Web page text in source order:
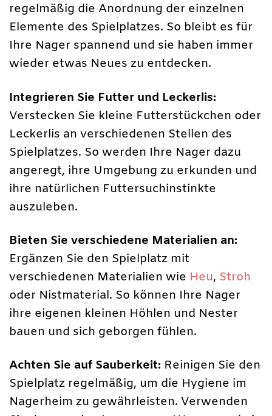
regelmäßig die Anordnung der einzelnen
Elemente des Spielplatzes. So bleibt es für
Ihre Nager spannend und sie haben immer
wieder etwas Neues zu entdecken.
Integrieren Sie Futter und Leckerlis:
Verstecken Sie kleine Futterstückchen oder
Leckerlis an verschiedenen Stellen des
Spielplatzes. So werden Ihre Nager dazu
angeregt, ihre Umgebung zu erkunden und
ihre natürlichen Futtersuchinstinkte
auszuleben.
Bieten Sie verschiedene Materialien an:
Ergänzen Sie den Spielplatz mit
verschiedenen Materialien wie Heu, Stroh
oder Nistmaterial. So können Ihre Nager
ihre eigenen kleinen Höhlen und Nester
bauen und sich geborgen fühlen.
Achten Sie auf Sauberkeit: Reinigen Sie den
Spielplatz regelmäßig, um die Hygiene im
Nagerheim zu gewährleisten. Verwenden